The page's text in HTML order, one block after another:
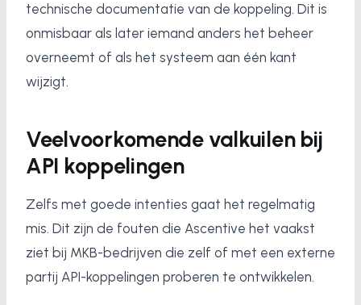
technische documentatie van de koppeling. Dit is
onmisbaar als later iemand anders het beheer
overneemt of als het systeem aan één kant
wijzigt.
Veelvoorkomende valkuilen bij
API koppelingen
Zelfs met goede intenties gaat het regelmatig
mis. Dit zijn de fouten die Ascentive het vaakst
ziet bij MKB-bedrijven die zelf of met een externe
partij API-koppelingen proberen te ontwikkelen.